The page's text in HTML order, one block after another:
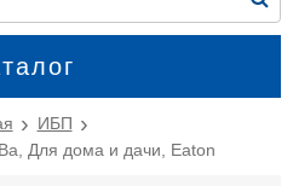
ИБП
Для дома и дачи, Eaton